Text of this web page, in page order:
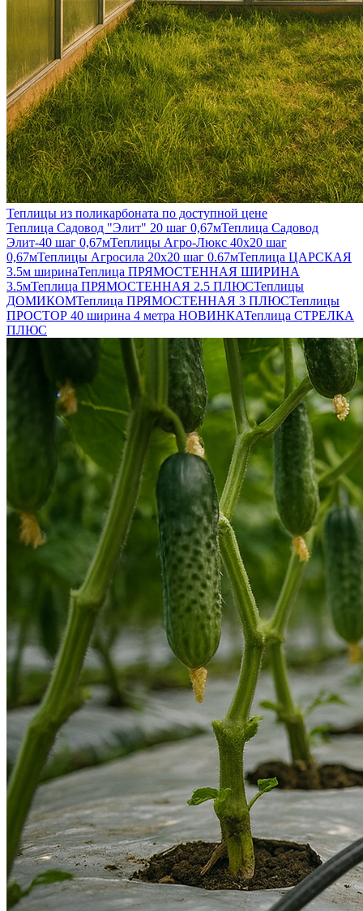
Теплицы из поликарбоната по доступной цене
Теплица Садовод "Элит" 20 шаг 0,67мТеплица Садовод
Элит-40 шаг 0,67мТеплицы Агро-Люкс 40х20 шаг
0,67мТеплицы Агросила 20х20 шаг 0.67мТеплица ЦАРСКАЯ
3.5м ширинаТеплица ПРЯМОСТЕННАЯ ШИРИНА
3.5мТеплица ПРЯМОСТЕННАЯ 2.5 ПЛЮСТеплицы
ДОМИКОМТеплица ПРЯМОСТЕННАЯ 3 ПЛЮСТеплицы
ПРОСТОР 40 ширина 4 метра НОВИНКАТеплица СТРЕЛКА
ПЛЮС